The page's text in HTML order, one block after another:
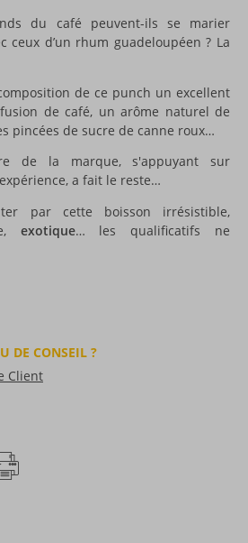
du café peuvent-ils se marier
ceux d’un rhum guadeloupéen ? La
de ce punch un excellent
de café, un arôme naturel de
pincées de sucre de canne roux…
de la marque, s'appuyant sur
a fait le reste…
par cette boisson irrésistible,
exotique… les qualificatifs ne
DE CONSEIL ?
Client